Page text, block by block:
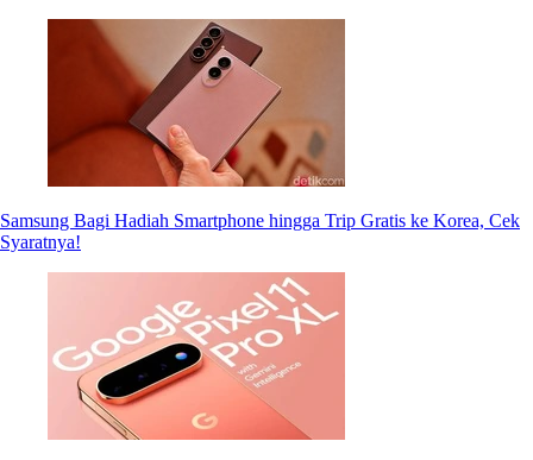
Samsung Bagi Hadiah Smartphone hingga Trip Gratis ke Korea, Cek
Syaratnya!